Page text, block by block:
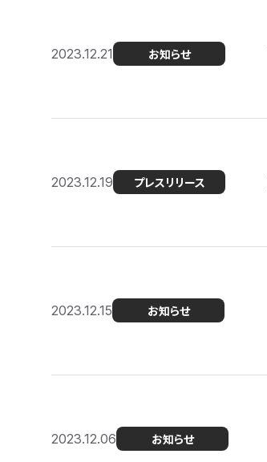
2023.12.21 お知らせ
2023.12.19 プレスリリース
2023.12.15 お知らせ
2023.12.06 お知らせ